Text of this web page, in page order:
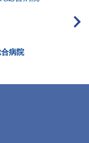
合病院